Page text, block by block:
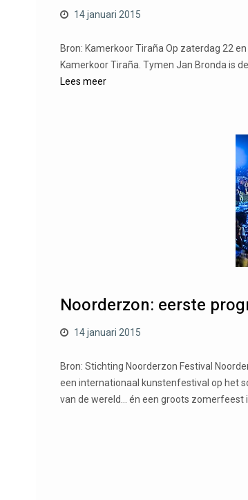
14 januari 2015
Bron: Kamerkoor Tiraña Op zaterdag 22
Kamerkoor Tiraña. Tymen Jan Bronda is
Lees meer
Noorderzon: eerste
14 januari 2015
Bron: Stichting Noorderzon Festival
een internationaal kunstenfestival op het
van de wereld… én een groots zomerfeest